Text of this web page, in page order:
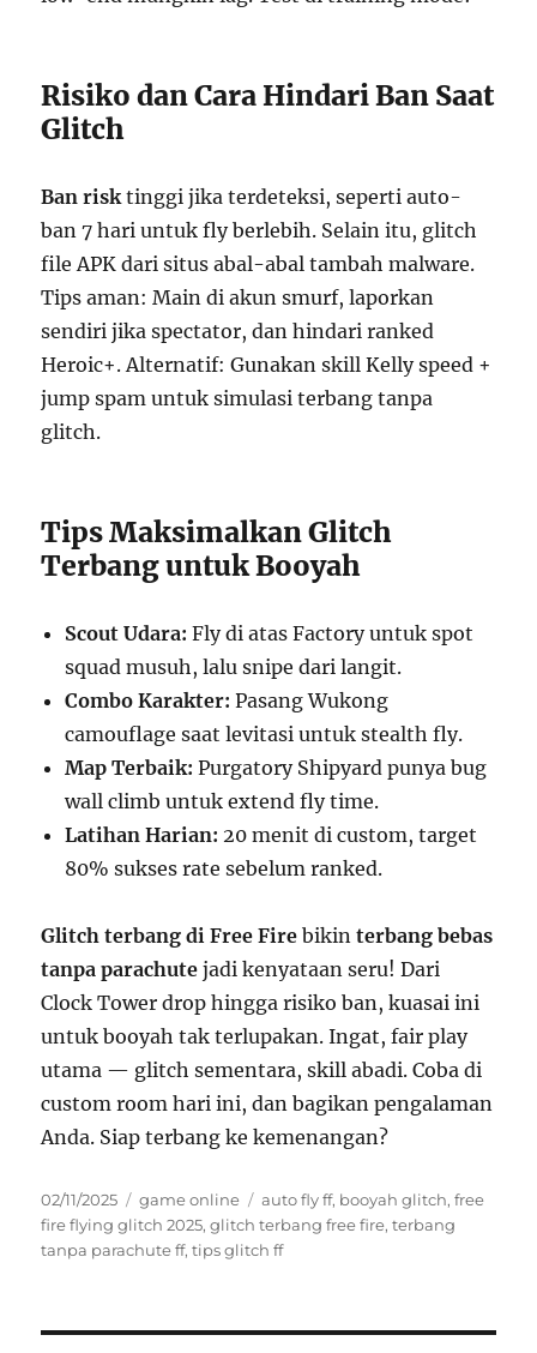
Risiko dan Cara Hindari Ban Saat
Glitch
Ban risk tinggi jika terdeteksi, seperti auto-
ban 7 hari untuk fly berlebih. Selain itu, glitch
file APK dari situs abal-abal tambah malware.
Tips aman: Main di akun smurf, laporkan
sendiri jika spectator, dan hindari ranked
Heroic+. Alternatif: Gunakan skill Kelly speed +
jump spam untuk simulasi terbang tanpa
glitch.
Tips Maksimalkan Glitch
Terbang untuk Booyah
Scout Udara: Fly di atas Factory untuk spot
squad musuh, lalu snipe dari langit.
Combo Karakter: Pasang Wukong
camouflage saat levitasi untuk stealth fly.
Map Terbaik: Purgatory Shipyard punya bug
wall climb untuk extend fly time.
Latihan Harian: 20 menit di custom, target
80% sukses rate sebelum ranked.
Glitch terbang di Free Fire bikinterbang bebas
tanpa parachute jadi kenyataan seru! Dari
Clock Tower drop hingga risiko ban, kuasai ini
untuk booyah tak terlupakan. Ingat, fair play
utama — glitch sementara, skill abadi. Coba di
custom room hari ini, dan bagikan pengalaman
Anda. Siap terbang ke kemenangan?
Posted
on
02/11/2025 Categories
game online Tags
auto fly ff, booyah glitch,free
fire flying glitch 2025,glitch terbang free fire,terbang
tanpa parachute ff,tips glitch ff